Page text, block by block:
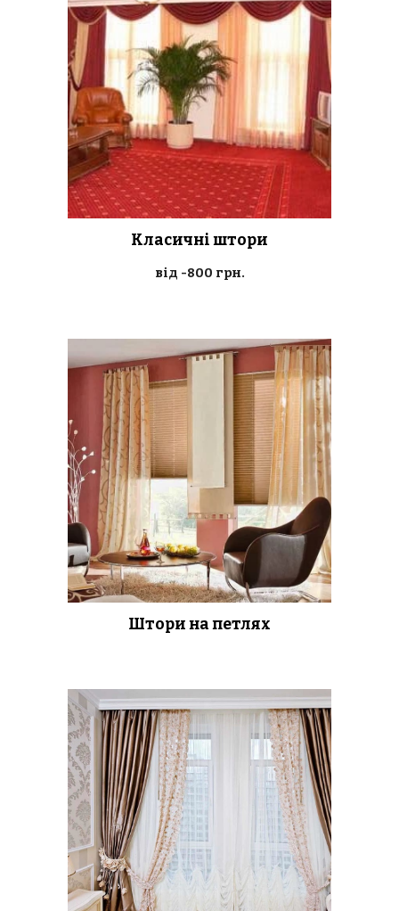
Класичні штори
від -800 грн.
Штори на петлях